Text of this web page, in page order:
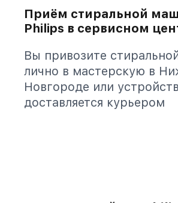
Приём стиральной
Philips в сервисном
Вы привозите
лично в мастерскую в
Новгороде или
доставляется курьером